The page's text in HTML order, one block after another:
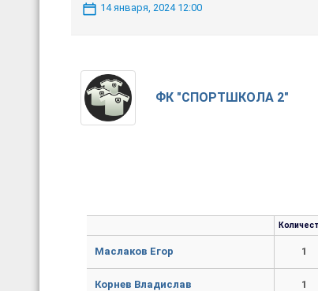
14 января, 2024 12:00
ФК "СПОРТШКОЛА 2"
Маслаков Егор 1
Корнев Владислав 1